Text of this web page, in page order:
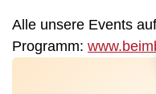
Alle unsere Events
Programm: